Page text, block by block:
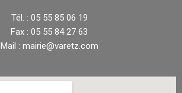
Tél. : 05 55 85 06 19
Fax : 05 55 84 27 63
Mail : mairie@varetz.com